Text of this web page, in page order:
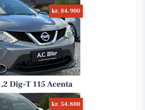
kr. 84.900
Dig-T 115 Acenta
kr. 54.800